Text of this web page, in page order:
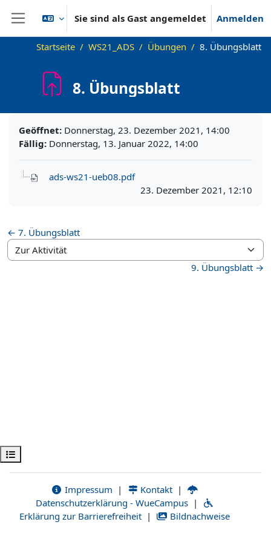
Zum Hauptinhalt
Website-Übersicht
Sie sind als Gast angemeldet Anmelden
Kursindex öffnen
Startseite WS21_ADS Übungen 8. Übungsblatt
8. Übungsblatt
Geöffnet: Donnerstag, 23. Dezember 2021, 14:00
Fällig: Donnerstag, 13. Januar 2022, 14:00
ads-ws21-ueb08.pdf
23. Dezember 2021, 12:10
← 7. Übungsblatt
Zur Aktivität
9. Übungsblatt →
Impressum | Kontakt |
Datenschutzerklärung - WueCampus |
Erklärung zur Barrierefreiheit | Bildnachweise